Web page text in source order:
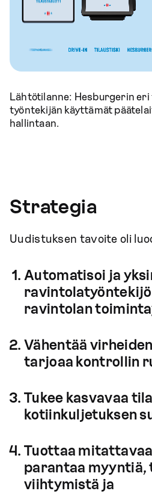
Lähtötilanne: Hesburgerin eri
työntekijän käyttämät
hallintaan.
Strategia
Uudistuksen tavoite oli
Automatisoi ja
ravintolan
Vähentää
tarjoaa kontrollin
Tukee kasvavaa
kotiinkuljetuksen
Tuottaa
parantaa myyntiä,
viihtymistä ja